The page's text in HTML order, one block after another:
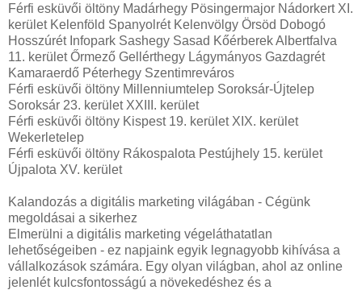
Férfi esküvői öltöny Madárhegy Pösingermajor Nádorkert XI.
kerület Kelenföld Spanyolrét Kelenvölgy Örsöd Dobogó
Hosszúrét Infopark Sashegy Sasad Kőérberek Albertfalva
11. kerület Őrmező Gellérthegy Lágymányos Gazdagrét
Kamaraerdő Péterhegy Szentimreváros
Férfi esküvői öltöny Millenniumtelep Soroksár-Újtelep
Soroksár 23. kerület XXIII. kerület
Férfi esküvői öltöny Kispest 19. kerület XIX. kerület
Wekerletelep
Férfi esküvői öltöny Rákospalota Pestújhely 15. kerület
Újpalota XV. kerület
Kalandozás a digitális marketing világában - Cégünk
megoldásai a sikerhez
Elmerülni a digitális marketing végeláthatatlan
lehetőségeiben - ez napjaink egyik legnagyobb kihívása a
vállalkozások számára. Egy olyan világban, ahol az online
jelenlét kulcsfontosságú a növekedéshez és a